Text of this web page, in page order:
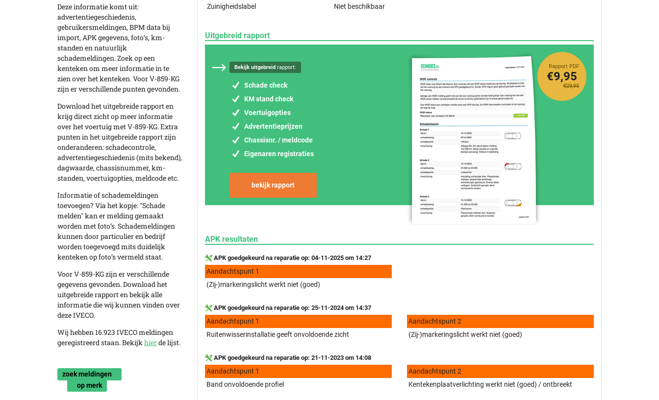
Deze informatie komt uit:
advertentiegeschiedenis,
gebruikersmeldingen, BPM data bij
import, APK gegevens, foto’s, km-
standen en natuurlijk
schademeldingen. Zoek op een
kenteken om meer informatie in te
zien over het kenteken. Voor V-859-KG
zijn er verschillende punten gevonden.
Download het uitgebreide rapport en
krijg direct zicht op meer informatie
over het voertuig met V-859-KG. Extra
punten in het uitgebreide rapport zijn
onderanderen: schadecontrole,
advertentiegeschiedenis (mits bekend),
dagwaarde, chassisnummer, km-
standen, voertuigopties, meldcode etc.
Informatie of schademeldingen
toevoegen? Via het kopje: "Schade
melden" kan er melding gemaakt
worden met foto’s. Schademeldingen
kunnen door particulier en bedrijf
worden toegevoegd mits duidelijk
kenteken op foto’s vermeld staat.
Voor V-859-KG zijn er verschillende
gegevens gevonden. Download het
uitgebreide rapport en bekijk alle
informatie die wij kunnen vinden over
deze IVECO.
Wij hebben 16.923 IVECO meldingen
geregistreerd staan. Bekijkhierde lijst.
zoek meldingen
op merk
Zuinigheidslabel Niet beschikbaar
Uitgebreid rapport
Bekijk uitgebreid rapport:
Schade check
KM stand check
Voertuigopties
Advertentieprijzen
Chassisnr. / meldcode
Eigenaren registraties
bekijk rapport
Rapport PDF
€29,95
€9,95
APK resultaten
APK goedgekeurd na reparatie op: 04-11-2025 om 14:27
Aandachtspunt 1
(Zij-)markeringslicht werkt niet (goed)
APK goedgekeurd na reparatie op: 25-11-2024 om 14:37
Aandachtspunt 1
Ruitenwisserinstallatie geeft onvoldoende zicht
Aandachtspunt 2
(Zij-)markeringslicht werkt niet (goed)
APK goedgekeurd na reparatie op: 21-11-2023 om 14:08
Aandachtspunt 1
Band onvoldoende profiel
Aandachtspunt 2
Kentekenplaatverlichting werkt niet (goed) / ontbreekt